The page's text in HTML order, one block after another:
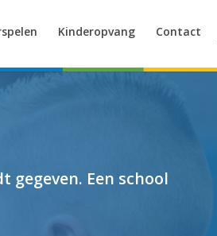
Kinderopvang Contact
gegeven. Een school